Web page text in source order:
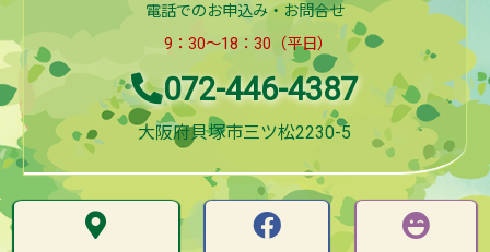
電話でのお申込み・お問合せ
9：30～18：30（平日）
072-446-4387
大阪府貝塚市三ツ松2230-5